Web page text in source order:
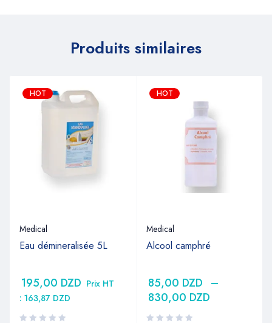
Produits similaires
HOT
Medical
Eau démineralisée 5L
195,00 DZD Prix HT
: 163,87 DZD
HOT
Medical
Alcool camphré
85,00 DZD –
830,00 DZD